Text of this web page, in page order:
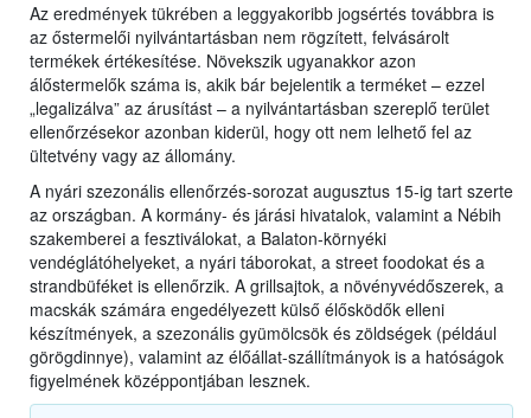
Az eredmények tükrében a leggyakoribb jogsértés továbbra is
az őstermelői nyilvántartásban nem rögzített, felvásárolt
termékek értékesítése. Növekszik ugyanakkor azon
álőstermelők száma is, akik bár bejelentik a terméket – ezzel
„legalizálva” az árusítást – a nyilvántartásban szereplő terület
ellenőrzésekor azonban kiderül, hogy ott nem lelhető fel az
ültetvény vagy az állomány.
A nyári szezonális ellenőrzés-sorozat augusztus 15-ig tart szerte
az országban. A kormány- és járási hivatalok, valamint a Nébih
szakemberei a fesztiválokat, a Balaton-környéki
vendéglátóhelyeket, a nyári táborokat, a street foodokat és a
strandbüféket is ellenőrzik. A grillsajtok, a növényvédőszerek, a
macskák számára engedélyezett külső élősködők elleni
készítmények, a szezonális gyümölcsök és zöldségek (például
görögdinnye), valamint az élőállat-szállítmányok is a hatóságok
figyelmének középpontjában lesznek.